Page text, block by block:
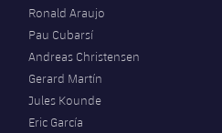
Ronald Araujo
Pau Cubarsí
Andreas Christensen
Gerard Martín
Jules Kounde
Eric García